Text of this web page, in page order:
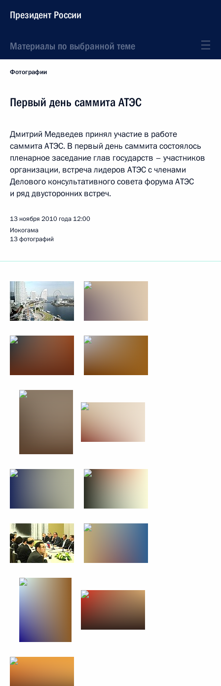
Президент России
Материалы по выбранной теме
Фотографии
Первый день саммита АТЭС
Дмитрий Медведев принял участие в работе
саммита АТЭС. В первый день саммита состоялось
пленарное заседание глав государств – участников
организации, встреча лидеров АТЭС с членами
Делового консультативного совета форума АТЭС
и ряд двусторонних встреч.
13 ноября 2010 года 12:00
Иокогама
13 фотографий